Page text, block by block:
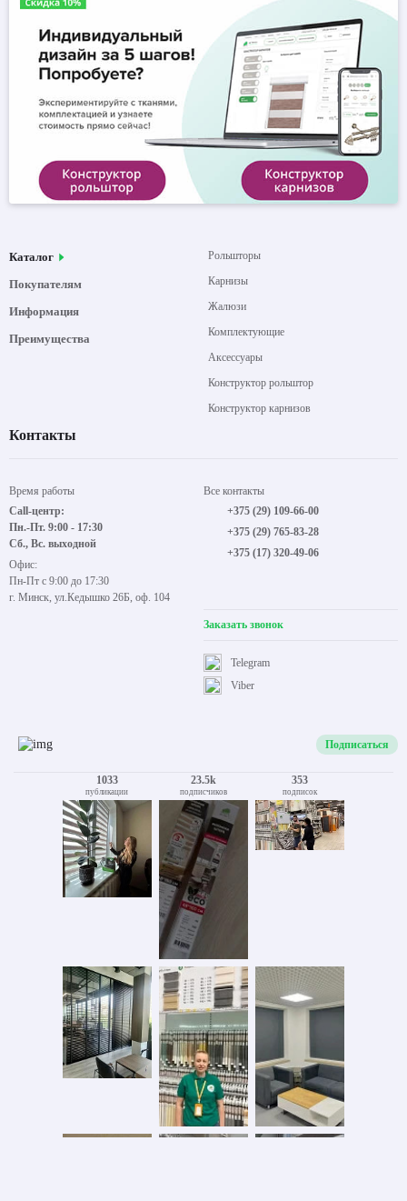
Каталог
Покупателям
Информация
Преимущества
Рольшторы
Карнизы
Жалюзи
Комплектующие
Аксессуары
Конструктор рольштор
Конструктор карнизов
Контакты
Время работы
Call-центр:
Пн.-Пт. 9:00 - 17:30
Сб., Вс. выходной
Офис:
Пн-Пт с 9:00 до 17:30
г. Минск, ул.Кедышко 26Б, оф. 104
Все контакты
+375 (29) 109-66-00
+375 (29) 765-83-28
+375 (17) 320-49-06
Заказать звонок
Viber
Telegram
Подписаться
1033
публикации
23.5k
подписчиков
353
подписок